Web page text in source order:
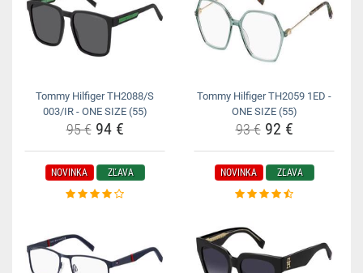
Tommy Hilfiger TH2088/S
003/IR - ONE SIZE (55)
95 €94 €
Tommy Hilfiger TH2059 1ED -
ONE SIZE (55)
93 €92 €
NOVINKA ZĽAVA NOVINKA ZĽAVA